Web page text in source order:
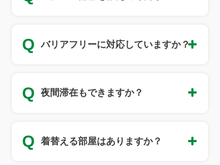
Q バリアフリーに対応していますか？
Q 夜間滞在もできますか？
Q 着替える部屋はありますか？